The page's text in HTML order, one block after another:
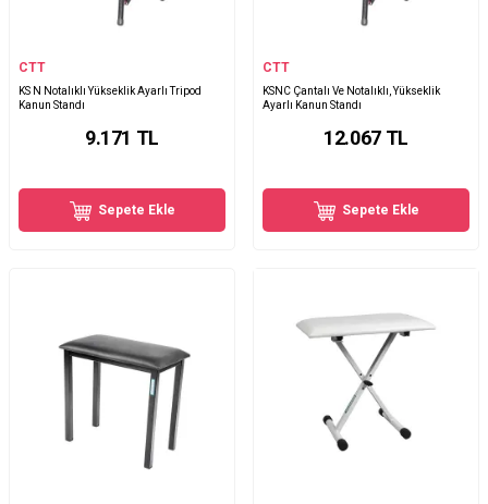
CTT
KS N Notalıklı Yükseklik Ayarlı Tripod
Kanun Standı
9.171 TL
Sepete Ekle
CTT
KSNC Çantalı Ve Notalıklı, Yükseklik
Ayarlı Kanun Standı
12.067TL
Sepete Ekle